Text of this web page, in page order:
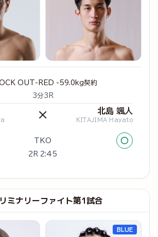
OUT-RED -59.0kg契約
3分3R
× 北島 颯人
KITAJIMA Hayato
TKO ○
2R 2:45
ミナリーファイト第1試合
BLUE